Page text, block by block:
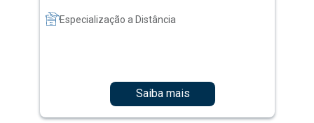
Especialização a Distância
Saiba mais